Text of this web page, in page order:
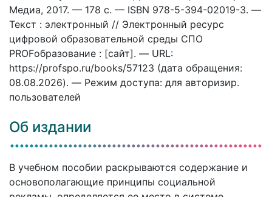
Медиа, 2017. — 178 c. — ISBN 978-5-394-02019-3. —
Текст : электронный // Электронный ресурс
цифровой образовательной среды СПО
PROFобразование : [сайт]. — URL:
https://profspo.ru/books/57123 (дата обращения:
08.08.2026). — Режим доступа: для авторизир.
пользователей
Об издании
В учебном пособии раскрываются содержание и
основополагающие принципы социальной